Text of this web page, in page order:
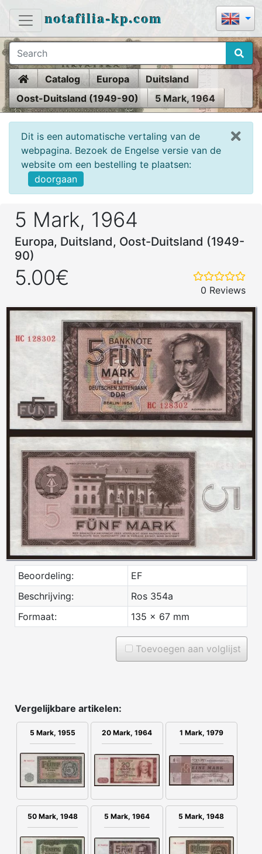
notafilia-kp.com
HomeCatalog Europa
Duitsland
Oost-Duitsland (1949-90)
5 Mark, 1964
Dit is een automatische vertaling van de
webpagina. Bezoek de Engelse versie van de
website om een bestelling te plaatsen:
doorgaan
5 Mark, 1964
Europa, Duitsland, Oost-Duitsland (1949-
90)
5.00€
0 Reviews
Beoordeling:
EF
Beschrijving:
Ros 354a
Formaat:
135 x 67 mm
Toevoegen aan volglijst
Vergelijkbare artikelen:
5 Mark, 1955 20 Mark, 1964 1 Mark, 1979
50 Mark, 1948 5 Mark, 1964 5 Mark, 1948